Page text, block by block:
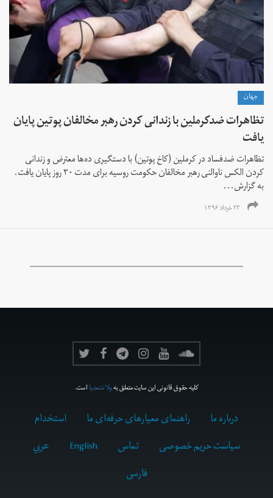
جهان
تظاهرات ضدکرملین با زندانی کردن رهبر مخالفان پوتین پایان
یافت
تظاهرات ضدفساد در کرملین (کاخ پوتین) با دستگیری ده‌ها معترض و زندانی
کردن الکس ناوالنی رهبر مخالفان حکومت روسیه برای مدت ۳۰ روز پایان یافت.
به گزارش...
۲۳ خرداد ۱۳۹۶
کلیه حقوق قانونی این سایت متعلق بهولانت‌مدیااست.
درباره ما راهنمای معیارهای حرفه‌ای ما
استخدام
سیاست حریم خصوصی
تماس English
عربي
فارسى